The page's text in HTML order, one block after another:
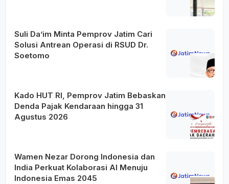
Suli Da’im Minta Pemprov Jatim Cari
Solusi Antrean Operasi di RSUD Dr.
Soetomo
Kado HUT RI, Pemprov Jatim Bebaskan
Denda Pajak Kendaraan hingga 31
Agustus 2026
Wamen Nezar Dorong Indonesia dan
India Perkuat Kolaborasi AI Menuju
Indonesia Emas 2045